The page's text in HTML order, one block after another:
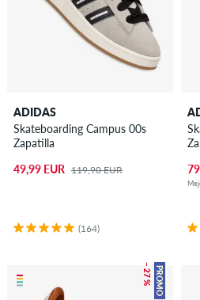
ADIDAS
Skateboarding Campus 00s
Zapatilla
49,99 EUR 119,90 EUR
(164)
PROMO
– 27 %